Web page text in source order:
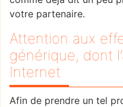
votre partenaire.
Attention aux
générique, dont
Internet
Afin de prendre un tel